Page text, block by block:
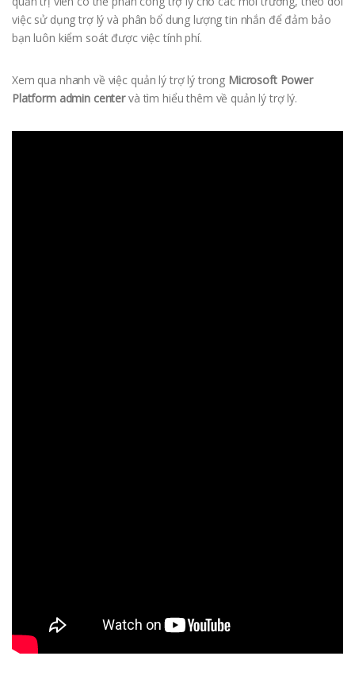
việc sử dụng trợ lý và phân bổ dung lượng tin nhắn để đảm bảo
bạn luôn kiểm soát được việc tính phí.
Xem qua nhanh về việc quản lý trợ lý trong Microsoft Power
Platform admin centervà tìm hiểu thêm về quản lý trợ lý.